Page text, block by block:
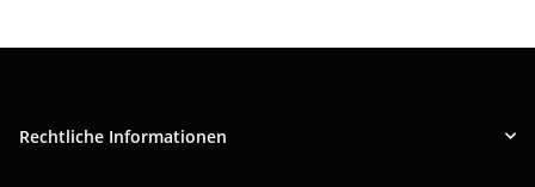
Rechtliche Informationen